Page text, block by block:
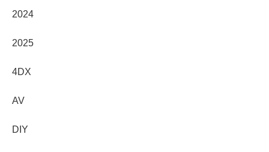
2024
2025
4DX
AV
DIY